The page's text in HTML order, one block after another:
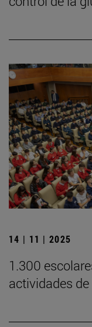
14 | 11 | 2025
1.300
actividades